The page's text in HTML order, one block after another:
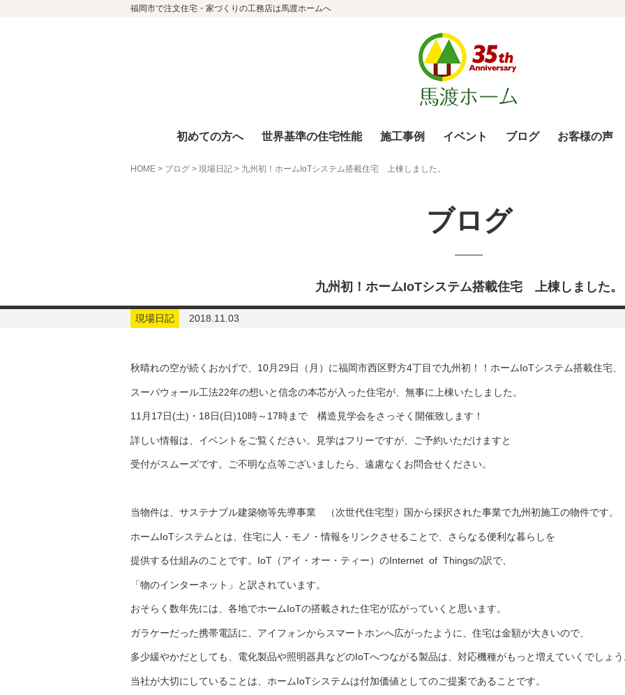
福岡市で注文住宅・家づくりの工務店は馬渡ホームへ
初めての方へ 世界基準の住宅性能 施工事例 イベント ブログ お客様の声
HOME > ブログ > 現場日記 > 九州初！ホームIoTシステム搭載住宅 上棟しました。
ブログ
九州初！ホームIoTシステム搭載住宅 上棟しました。
現場日記 2018.11.03
秋晴れの空が続くおかげで、10月29日（月）に福岡市西区野方4丁目で九州初！！ホームIoTシステム搭載住宅、
スーパウォール工法22年の想いと信念の本芯が入った住宅が、無事に上棟いたしました。
11月17日(土)・18日(日)10時～17時まで 構造見学会をさっそく開催致します！
詳しい情報は、イベントをご覧ください。見学はフリーですが、ご予約いただけますと
受付がスムーズです。ご不明な点等ございましたら、遠慮なくお問合せください。
当物件は、サステナブル建築物等先導事業 （次世代住宅型）国から採択された事業で九州初施工の物件です。
ホームIoTシステムとは、住宅に人・モノ・情報をリンクさせることで、さらなる便利な暮らしを
提供する仕組みのことです。IoT（アイ・オー・ティー）のInternet of Thingsの訳で、
「物のインターネット」と訳されています。
おそらく数年先には、各地でホームIoTの搭載された住宅が広がっていくと思います。
ガラケーだった携帯電話に、アイフォンからスマートホンへ広がったように、住宅は金額が大きいので、
多少緩やかだとしても、電化製品や照明器具などのIoTへつながる製品は、対応機種がもっと増えていくでしょう
当社が大切にしていることは、ホームIoTシステムは付加価値としてのご提案であることです。